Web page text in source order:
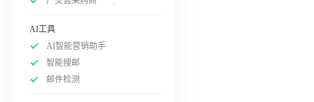
AI工具
AI智能营销助手
智能搜邮
邮件检测